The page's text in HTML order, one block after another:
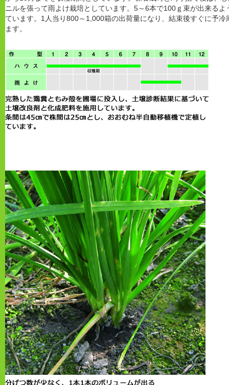
ニルを張って雨よけ栽培としています。5～6本で100ｇ束が出来る
ています。1人当り800～1,000箱の出荷量になり、結束後すぐに予
ます。